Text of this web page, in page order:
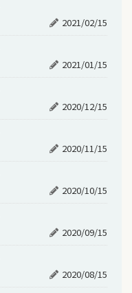
2021/02/15
2021/01/15
2020/12/15
2020/11/15
2020/10/15
2020/09/15
2020/08/15